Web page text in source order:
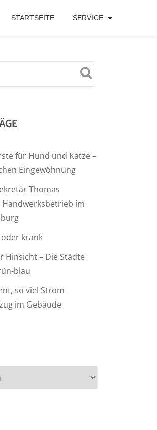
STARTSEITE SERVICE
für Hund und Katze –
Eingewöhnung
Thomas
im
krank
Hinsicht – Die Städte
blau
so viel Strom
im Gebäude